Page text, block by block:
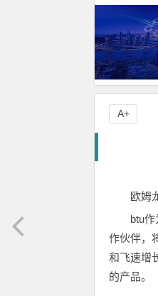
欧姆
btu
作伙伴，
和飞速增
的产品。
A+